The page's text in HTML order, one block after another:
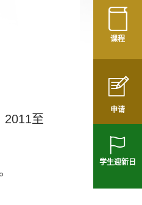
课程
申请
学生迎新日
2011至